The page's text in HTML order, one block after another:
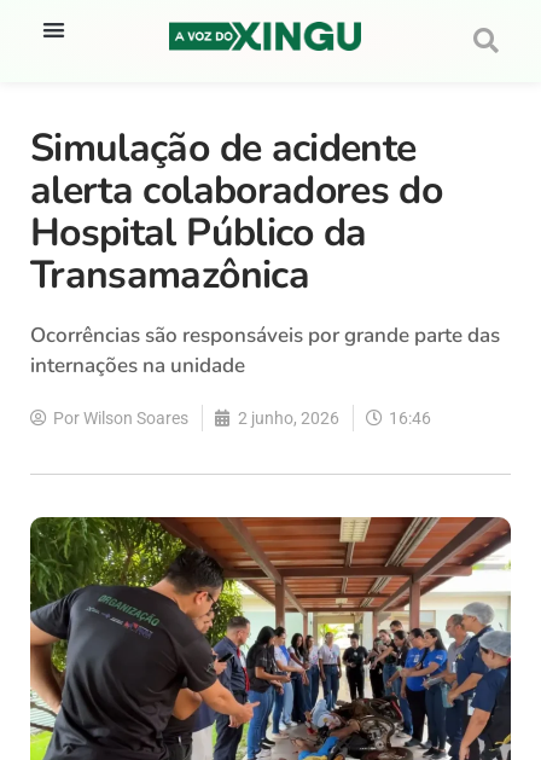
Simulação de acidente
alerta colaboradores do
Hospital Público da
Transamazônica
Ocorrências são responsáveis por grande parte das
internações na unidade
PorWilson Soares 2 junho, 2026 16:46